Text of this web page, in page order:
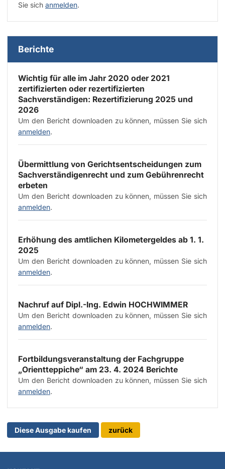
Sie sich anmelden.
Berichte
Wichtig für alle im Jahr 2020 oder 2021
zertifizierten oder rezertifizierten
Sachverständigen: Rezertifizierung 2025 und
2026
Um den Bericht downloaden zu können, müssen Sie sich
anmelden.
Übermittlung von Gerichtsentscheidungen zum
Sachverständigenrecht und zum Gebührenrecht
erbeten
Um den Bericht downloaden zu können, müssen Sie sich
anmelden.
Erhöhung des amtlichen Kilometergeldes ab 1. 1.
2025
Um den Bericht downloaden zu können, müssen Sie sich
anmelden.
Nachruf auf Dipl.-Ing. Edwin HOCHWIMMER
Um den Bericht downloaden zu können, müssen Sie sich
anmelden.
Fortbildungsveranstaltung der Fachgruppe
„Orientteppiche“ am 23. 4. 2024 Berichte
Um den Bericht downloaden zu können, müssen Sie sich
anmelden.
Diese Ausgabe kaufen zurück